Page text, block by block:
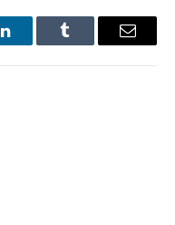
LinkedInTumblr Email